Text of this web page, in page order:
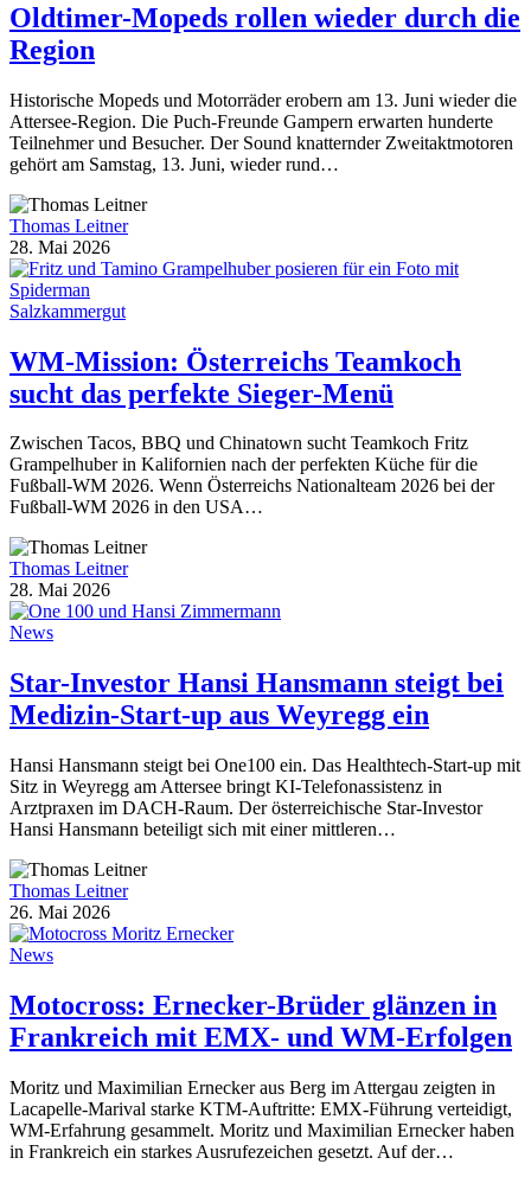
Oldtimer-Mopeds rollen wieder durch die
Region
Historische Mopeds und Motorräder erobern am 13. Juni wieder die
Attersee-Region. Die Puch-Freunde Gampern erwarten hunderte
Teilnehmer und Besucher. Der Sound knatternder Zweitaktmotoren
gehört am Samstag, 13. Juni, wieder rund…
Thomas Leitner
28. Mai 2026
Salzkammergut
WM-Mission: Österreichs Teamkoch
sucht das perfekte Sieger-Menü
Zwischen Tacos, BBQ und Chinatown sucht Teamkoch Fritz
Grampelhuber in Kalifornien nach der perfekten Küche für die
Fußball-WM 2026. Wenn Österreichs Nationalteam 2026 bei der
Fußball-WM 2026 in den USA…
Thomas Leitner
28. Mai 2026
News
Star-Investor Hansi Hansmann steigt bei
Medizin-Start-up aus Weyregg ein
Hansi Hansmann steigt bei One100 ein. Das Healthtech-Start-up mit
Sitz in Weyregg am Attersee bringt KI-Telefonassistenz in
Arztpraxen im DACH-Raum. Der österreichische Star-Investor
Hansi Hansmann beteiligt sich mit einer mittleren…
Thomas Leitner
26. Mai 2026
News
Motocross: Ernecker-Brüder glänzen in
Frankreich mit EMX- und WM-Erfolgen
Moritz und Maximilian Ernecker aus Berg im Attergau zeigten in
Lacapelle-Marival starke KTM-Auftritte: EMX-Führung verteidigt,
WM-Erfahrung gesammelt. Moritz und Maximilian Ernecker haben
in Frankreich ein starkes Ausrufezeichen gesetzt. Auf der…